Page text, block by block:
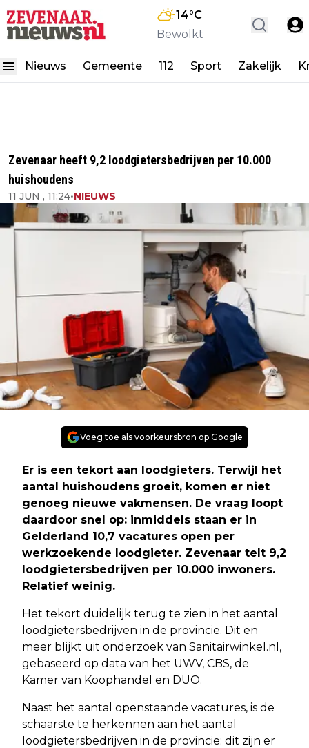
14°C
Bewolkt
Nieuws Gemeente 112 Sport Zakelijk
Zevenaar heeft 9,2 loodgietersbedrijven per 10.000
huishoudens
11 JUN , 11:24•NIEUWS
Voeg toe als voorkeursbron op Google
Er is een tekort aan loodgieters. Terwijl het
aantal huishoudens groeit, komen er niet
genoeg nieuwe vakmensen. De vraag loopt
daardoor snel op: inmiddels staan er in
Gelderland 10,7 vacatures open per
werkzoekende loodgieter. Zevenaar telt 9,2
loodgietersbedrijven per 10.000 inwoners.
Relatief weinig.
Het tekort duidelijk terug te zien in het aantal
loodgietersbedrijven in de provincie. Dit en
meer blijkt uit onderzoek van Sanitairwinkel.nl,
gebaseerd op data van het UWV, CBS, de
Kamer van Koophandel en DUO.
Naast het aantal openstaande vacatures, is de
schaarste te herkennen aan het aantal
loodgietersbedrijven in de provincie: dit zijn er